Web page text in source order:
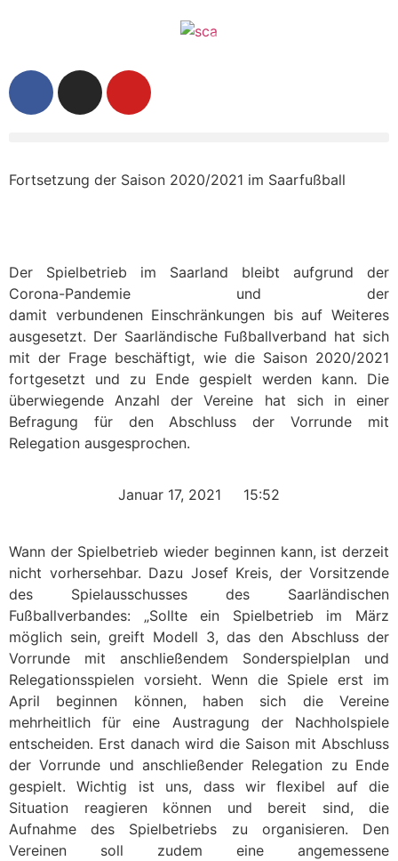
Fortsetzung der Saison 2020/2021 im Saarfußball
Der Spielbetrieb im Saarland bleibt aufgrund der
Corona-Pandemie und der
damit verbundenen Einschränkungen bis auf Weiteres
ausgesetzt. Der Saarländische Fußballverband hat sich
mit der Frage beschäftigt, wie die Saison 2020/2021
fortgesetzt und zu Ende gespielt werden kann. Die
überwiegende Anzahl der Vereine hat sich in einer
Befragung für den Abschluss der Vorrunde mit
Relegation ausgesprochen.
Januar 17, 2021 15:52
Wann der Spielbetrieb wieder beginnen kann, ist derzeit
nicht vorhersehbar. Dazu Josef Kreis, der Vorsitzende
des Spielausschusses des Saarländischen
Fußballverbandes: „Sollte ein Spielbetrieb im März
möglich sein, greift Modell 3, das den Abschluss der
Vorrunde mit anschließendem Sonderspielplan und
Relegationsspielen vorsieht. Wenn die Spiele erst im
April beginnen können, haben sich die Vereine
mehrheitlich für eine Austragung der Nachholspiele
entscheiden. Erst danach wird die Saison mit Abschluss
der Vorrunde und anschließender Relegation zu Ende
gespielt. Wichtig ist uns, dass wir flexibel auf die
Situation reagieren können und bereit sind, die
Aufnahme des Spielbetriebs zu organisieren. Den
Vereinen soll zudem eine angemessene